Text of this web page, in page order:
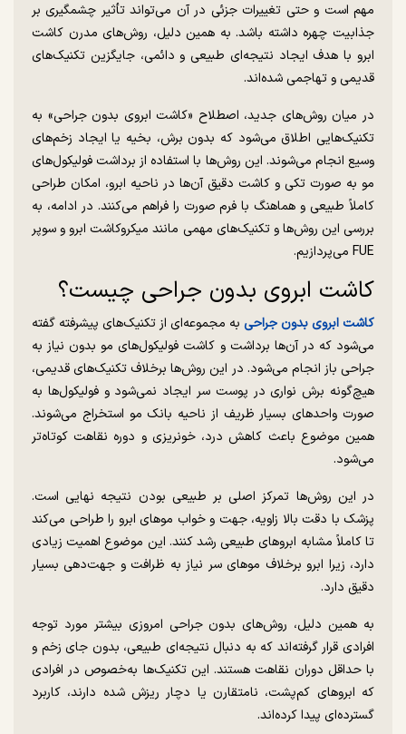
مهم است و حتی تغییرات جزئی در آن می‌تواند تأثیر چشمگیری بر
جذابیت چهره داشته باشد. به همین دلیل، روش‌های مدرن کاشت
ابرو با هدف ایجاد نتیجه‌ای طبیعی و دائمی، جایگزین تکنیک‌های
قدیمی و تهاجمی شده‌اند.
در میان روش‌های جدید، اصطلاح «کاشت ابروی بدون جراحی» به
تکنیک‌هایی اطلاق می‌شود که بدون برش، بخیه یا ایجاد زخم‌های
وسیع انجام می‌شوند. این روش‌ها با استفاده از برداشت فولیکول‌های
مو به صورت تکی و کاشت دقیق آن‌ها در ناحیه ابرو، امکان طراحی
کاملاً طبیعی و هماهنگ با فرم صورت را فراهم می‌کنند. در ادامه، به
بررسی این روش‌ها و تکنیک‌های مهمی مانند میکروکاشت ابرو و سوپر
FUE می‌پردازیم.
کاشت ابروی بدون جراحی چیست؟
کاشت ابروی بدون جراحی به مجموعه‌ای از تکنیک‌های پیشرفته گفته
می‌شود که در آن‌ها برداشت و کاشت فولیکول‌های مو بدون نیاز به
جراحی باز انجام می‌شود. در این روش‌ها برخلاف تکنیک‌های قدیمی،
هیچ‌گونه برش نواری در پوست سر ایجاد نمی‌شود و فولیکول‌ها به
صورت واحدهای بسیار ظریف از ناحیه بانک مو استخراج می‌شوند.
همین موضوع باعث کاهش درد، خونریزی و دوره نقاهت کوتاه‌تر
می‌شود.
در این روش‌ها تمرکز اصلی بر طبیعی بودن نتیجه نهایی است.
پزشک با دقت بالا زاویه، جهت و خواب موهای ابرو را طراحی می‌کند
تا کاملاً مشابه ابروهای طبیعی رشد کنند. این موضوع اهمیت زیادی
دارد، زیرا ابرو برخلاف موهای سر نیاز به ظرافت و جهت‌دهی بسیار
دقیق دارد.
به همین دلیل، روش‌های بدون جراحی امروزی بیشتر مورد توجه
افرادی قرار گرفته‌اند که به دنبال نتیجه‌ای طبیعی، بدون جای زخم و
با حداقل دوران نقاهت هستند. این تکنیک‌ها به‌خصوص در افرادی
که ابروهای کم‌پشت، نامتقارن یا دچار ریزش شده دارند، کاربرد
گسترده‌ای پیدا کرده‌اند.